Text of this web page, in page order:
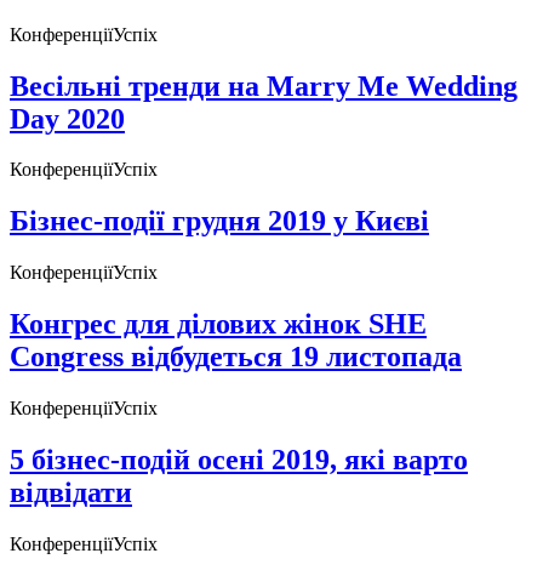
КонференціїУспіх
Весільні тренди на Marry Me Wedding
Day 2020
КонференціїУспіх
Бізнес-події грудня 2019 у Києві
КонференціїУспіх
Конгрес для ділових жінок SHE
Congress відбудеться 19 листопада
КонференціїУспіх
5 бізнес-подій осені 2019, які варто
відвідати
КонференціїУспіх